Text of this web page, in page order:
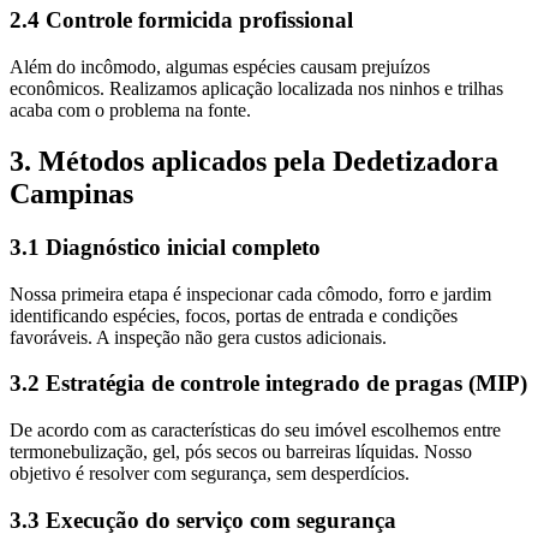
2.4 Controle formicida profissional
Além do incômodo, algumas espécies causam prejuízos
econômicos. Realizamos aplicação localizada nos ninhos e trilhas
acaba com o problema na fonte.
3. Métodos aplicados pela Dedetizadora
Campinas
3.1 Diagnóstico inicial completo
Nossa primeira etapa é inspecionar cada cômodo, forro e jardim
identificando espécies, focos, portas de entrada e condições
favoráveis. A inspeção não gera custos adicionais.
3.2 Estratégia de controle integrado de pragas (MIP)
De acordo com as características do seu imóvel escolhemos entre
termonebulização, gel, pós secos ou barreiras líquidas. Nosso
objetivo é resolver com segurança, sem desperdícios.
3.3 Execução do serviço com segurança